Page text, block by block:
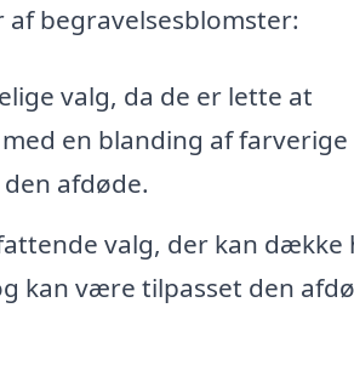
begravelsesblomster:
valg, da de er lette at
en blanding af farverige
afdøde.
valg, der kan dække
kan være tilpasset den